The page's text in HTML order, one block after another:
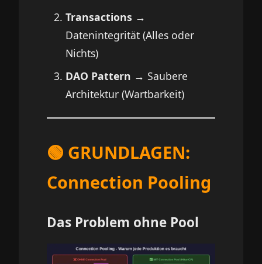
Transactions →
Datenintegrität (Alles oder
Nichts)
DAO Pattern → Saubere
Architektur (Wartbarkeit)
🟢 GRUNDLAGEN:
Connection Pooling
Das Problem ohne Pool